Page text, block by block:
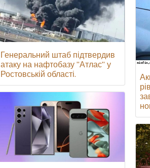
Генеральний штаб підтвердив
атаку на нафтобазу "Атлас" у
Ростовській області.